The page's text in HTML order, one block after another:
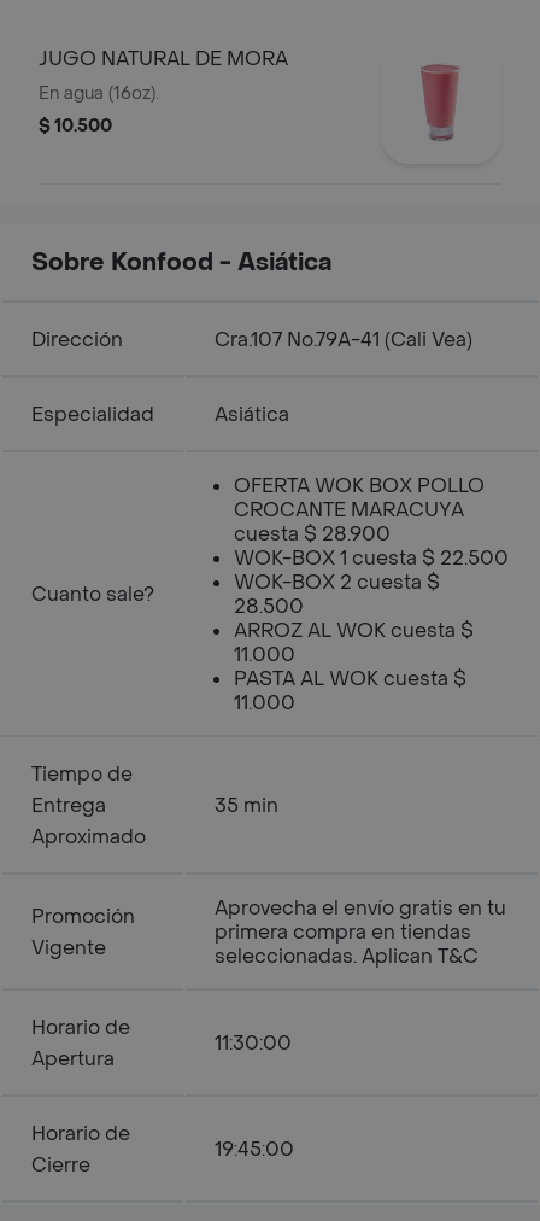
JUGO NATURAL DE MORA
En agua (16oz).
$ 10.500
Sobre Konfood - Asiática
Dirección Cra.107 No.79A-41 (Cali Vea)
Especialidad Asiática
Cuanto sale?
OFERTA WOK BOX POLLO
CROCANTE MARACUYA
cuesta $ 28.900
WOK-BOX 1 cuesta $ 22.500
WOK-BOX 2 cuesta $
28.500
ARROZ AL WOK cuesta $
11.000
PASTA AL WOK cuesta $
11.000
Tiempo de
Entrega
Aproximado
35 min
Promoción
Vigente
Aprovecha el envío gratis en tu
primera compra en tiendas
seleccionadas. Aplican T&C
Horario de
Apertura
11:30:00
Horario de
Cierre
19:45:00